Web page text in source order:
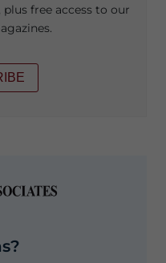
free access to our